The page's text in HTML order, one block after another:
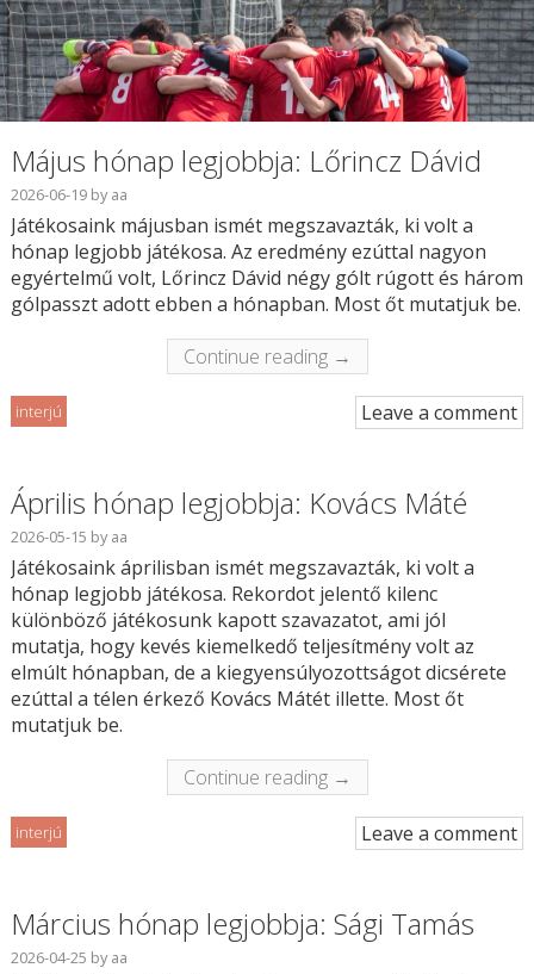
Május hónap legjobbja: Lőrincz Dávid
2026-06-19byaa
Játékosaink májusban ismét megszavazták, ki volt a
hónap legjobb játékosa. Az eredmény ezúttal nagyon
egyértelmű volt, Lőrincz Dávid négy gólt rúgott és három
gólpasszt adott ebben a hónapban. Most őt mutatjuk be.
Continue reading →
interjú Leave a comment
Április hónap legjobbja: Kovács Máté
2026-05-15 byaa
Játékosaink áprilisban ismét megszavazták, ki volt a
hónap legjobb játékosa. Rekordot jelentő kilenc
különböző játékosunk kapott szavazatot, ami jól
mutatja, hogy kevés kiemelkedő teljesítmény volt az
elmúlt hónapban, de a kiegyensúlyozottságot dicsérete
ezúttal a télen érkező Kovács Mátét illette. Most őt
mutatjuk be.
Continue reading →
interjú Leave a comment
Március hónap legjobbja: Sági Tamás
2026-04-25 byaa